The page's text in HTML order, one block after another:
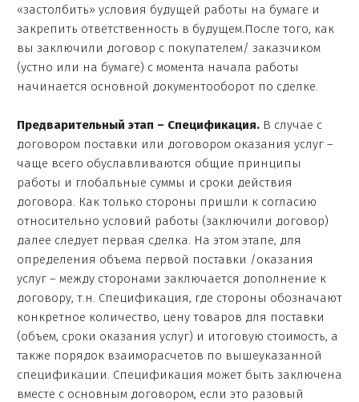
«застолбить» условия будущей работы на бумаге и
закрепить ответственность в будущем.После того, как
вы заключили договор с покупателем/ заказчиком
(устно или на бумаге) с момента начала работы
начинается основной документооборот по сделке.
Предварительный этап – Спецификация. В случае с
договором поставки или договором оказания услуг –
чаще всего обуславливаются общие принципы
работы и глобальные суммы и сроки действия
договора. Как только стороны пришли к согласию
относительно условий работы (заключили договор)
далее следует первая сделка. На этом этапе, для
определения объема первой поставки /оказания
услуг – между сторонами заключается дополнение к
договору, т.н. Спецификация, где стороны обозначают
конкретное количество, цену товаров для поставки
(объем, сроки оказания услуг) и итоговую стоимость, а
также порядок взаиморасчетов по вышеуказанной
спецификации. Спецификация может быть заключена
вместе с основным договором, если это разовый